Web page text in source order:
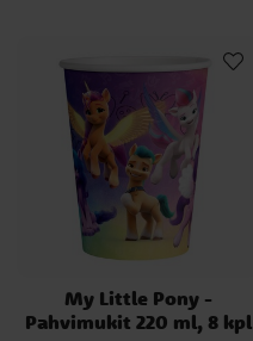
My Little Pony -
Pahvimukit 220 ml, 8 kpl